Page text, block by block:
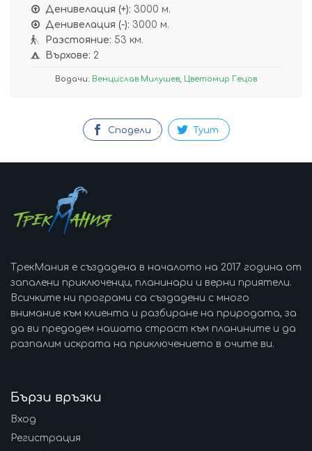
Денивелация (+): 3000 м.
Денивелация (-): 3000 м.
Разстояние: 53 км.
Върхове: 2
Водачи: Венцислав Милушев, Цветомир Гецов
Сподели Туит
ТрекМания е създадена в началото на 2017 година от
запалени приключенци, планинари и верни приятели.
Всичките ни програми са създадени с много
внимание към клиента и разбиране на природата, за
да ви предадем нашата страст към планините и да
разпалим искрата на приключението в очите ви.
Бързи връзки
Вход
Регистрация